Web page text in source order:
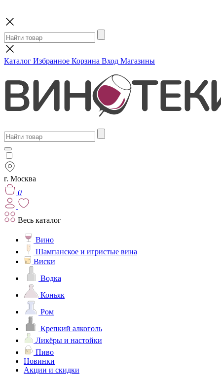
Каталог Избранное Корзина Вход Магазины
г. Москва
0
Весь каталог
Вино
Шампанское и игристые вина
Виски
Водка
Коньяк
Ром
Крепкий алкоголь
Ликёры и настойки
Пиво
Новинки
Акции и скидки